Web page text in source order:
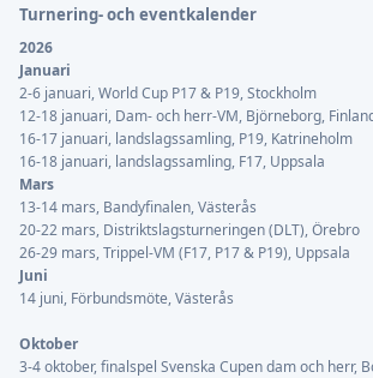
Turnering- och eventkalender
2026
Januari
2-6 januari, World Cup P17 & P19, Stockholm
12-18 januari, Dam- och herr-VM, Björneborg,
16-17 januari, landslagssamling, P19, Katrineholm
16-18 januari, landslagssamling, F17, Uppsala
Mars
13-14 mars, Bandyfinalen, Västerås
20-22 mars, Distriktslagsturneringen (DLT), Örebro
26-29 mars, Trippel-VM (F17, P17 & P19), Uppsala
Juni
14 juni, Förbundsmöte, Västerås
Oktober
3-4 oktober, finalspel Svenska Cupen dam och herr,